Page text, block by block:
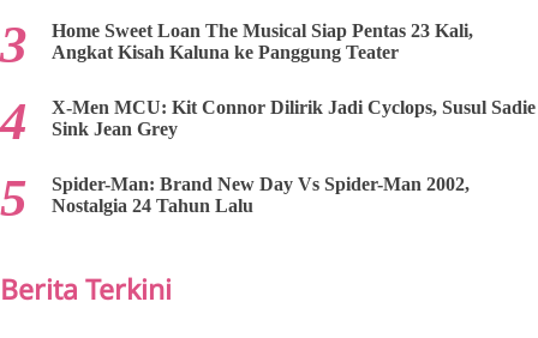
Home Sweet Loan The Musical Siap Pentas 23 Kali,
Angkat Kisah Kaluna ke Panggung Teater
X-Men MCU: Kit Connor Dilirik Jadi Cyclops, Susul Sadie
Sink Jean Grey
Spider-Man: Brand New Day Vs Spider-Man 2002,
Nostalgia 24 Tahun Lalu
Berita Terkini